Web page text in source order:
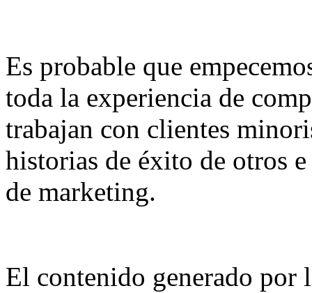
Es probable que
toda la experiencia de
trabajan con clientes
historias de éxito de otros
de marketing.
El contenido generado por